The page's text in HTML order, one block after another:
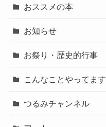
おススメの本
お知らせ
お祭り・歴史的行事
こんなことやってます
つるみチャンネル